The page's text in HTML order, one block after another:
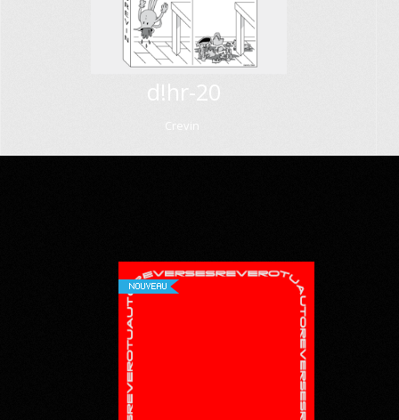
d!hr-20
Crevin
NOUVEAU